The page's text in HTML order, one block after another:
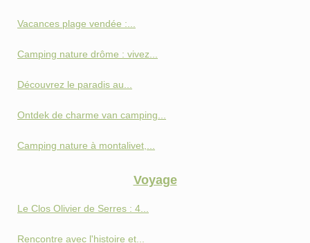
Vacances plage vendée :...
Camping nature drôme : vivez...
Découvrez le paradis au...
Ontdek de charme van camping...
Camping nature à montalivet,...
Voyage
Le Clos Olivier de Serres : 4...
Rencontre avec l'histoire et...